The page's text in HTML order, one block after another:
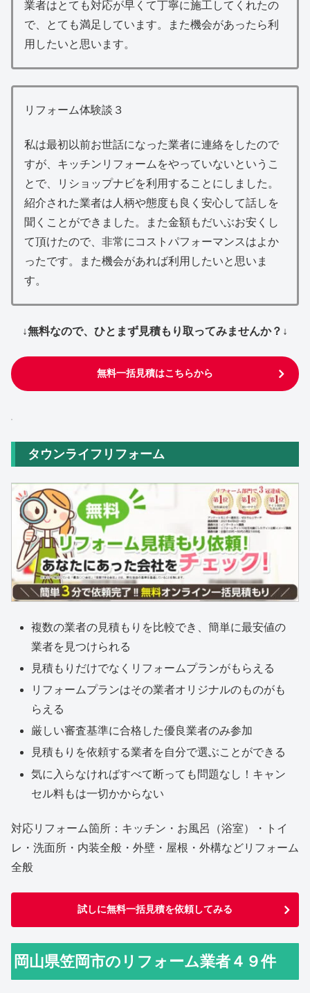
業者はとても対応が早くて丁寧に施工してくれたの
で、とても満足しています。また機会があったら利
用したいと思います。
リフォーム体験談３
私は最初以前お世話になった業者に連絡をしたので
すが、キッチンリフォームをやっていないというこ
とで、リショップナビを利用することにしました。
紹介された業者は人柄や態度も良く安心して話しを
聞くことができました。また金額もだいぶお安くし
て頂けたので、非常にコストパフォーマンスはよか
ったです。また機会があれば利用したいと思いま
す。
↓無料なので、ひとまず見積もり取ってみませんか？↓
無料一括見積はこちらから
タウンライフリフォーム
複数の業者の見積もりを比較でき、簡単に最安値の
業者を見つけられる
見積もりだけでなくリフォームプランがもらえる
リフォームプランはその業者オリジナルのものがも
らえる
厳しい審査基準に合格した優良業者のみ参加
見積もりを依頼する業者を自分で選ぶことができる
気に入らなければすべて断っても問題なし！キャン
セル料もは一切かからない
対応リフォーム箇所：キッチン・お風呂（浴室）・トイ
レ・洗面所・内装全般・外壁・屋根・外構などリフォーム
全般
試しに無料一括見積を依頼してみる
岡山県笠岡市のリフォーム業者４９件